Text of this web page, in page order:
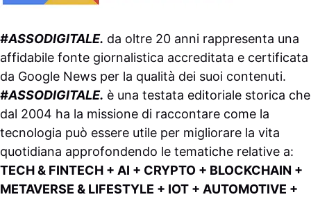
#ASSODIGITALE. da oltre 20 anni rappresenta una
affidabile fonte giornalistica accreditata e certificata
da Google News per la qualità dei suoi contenuti.
#ASSODIGITALE. è una testata editoriale storica che
dal 2004 ha la missione di raccontare come la
tecnologia può essere utile per migliorare la vita
quotidiana approfondendo le tematiche relative a:
TECH & FINTECH + AI + CRYPTO + BLOCKCHAIN +
METAVERSE & LIFESTYLE + IOT + AUTOMOTIVE +